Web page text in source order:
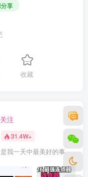
享
收藏
关注
31.4W+
我一天中最美好的事